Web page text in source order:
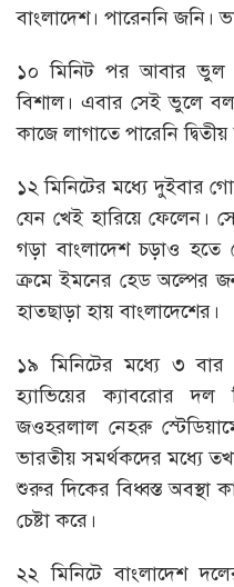
বাংলাদেশ। পারেননি জনি।
১০ মিনিট পর আবার ভুল
বিশাল। এবার সেই ভুলে
কাজে লাগাতে পারেনি
১২ মিনিটের মধ্যে দুইবার
যেন খেই হারিয়ে ফেলেন।
গড়া বাংলাদেশ চড়াও
ক্রমে ইমনের হেড অল্পের
হাতছাড়া হায় বাংলাদেশের।
১৯ মিনিটের মধ্যে ৩
হ্যাভিয়ের ক্যাবরোর দল
জওহরলাল নেহরু
ভারতীয় সমর্থকদের মধ্যে
শুরুর দিকের বিধ্বস্ত অবস্থা
চেষ্টা করে।
২২ মিনিটে বাংলাদেশ